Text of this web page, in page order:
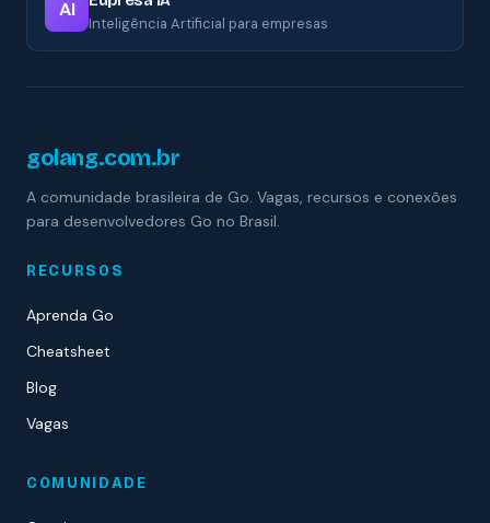
AI
Inteligência Artificial para empresas
golang.com.br
A comunidade brasileira de Go. Vagas, recursos e conexões
para desenvolvedores Go no Brasil.
RECURSOS
Aprenda Go
Cheatsheet
Blog
Vagas
COMUNIDADE